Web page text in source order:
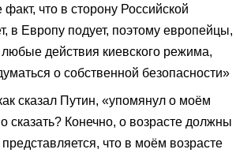
что в сторону Российской
в Европу подует, поэтому европейцы,
действия киевского режима,
о собственной безопасности»
сказал Путин, «упомянул о моём
сказать? Конечно, о возрасте должны
что в моём возрасте